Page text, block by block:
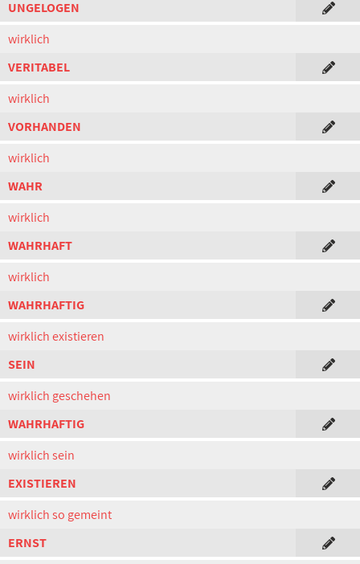
UNGELOGEN
wirklich
VERITABEL
wirklich
VORHANDEN
wirklich
WAHR
wirklich
WAHRHAFT
wirklich
WAHRHAFTIG
wirklich existieren
SEIN
wirklich geschehen
WAHRHAFTIG
wirklich sein
EXISTIEREN
wirklich so gemeint
ERNST